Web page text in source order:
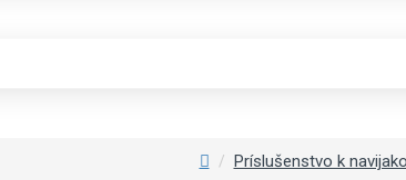
Príslušenstvo k